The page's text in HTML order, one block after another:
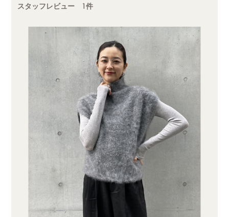
スタッフレビュー 1件